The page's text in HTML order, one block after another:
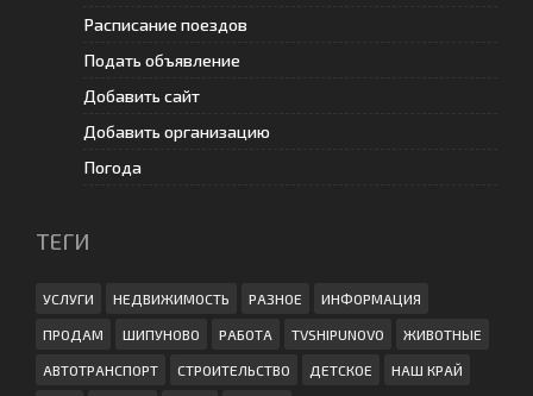
Расписание поездов
Подать объявление
Добавить сайт
Добавить организацию
Погода
ТЕГИ
УСЛУГИ НЕДВИЖИМОСТЬ РАЗНОЕ ИНФОРМАЦИЯ
ПРОДАМ ШИПУНОВО РАБОТА TVSHIPUNOVO ЖИВОТНЫЕ
АВТОТРАНСПОРТ СТРОИТЕЛЬСТВО ДЕТСКОЕ НАШ КРАЙ